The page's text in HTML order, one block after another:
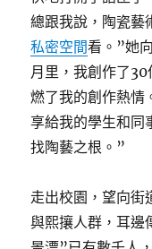
總跟我說，陶瓷藝
私密空間看。”她
月里，我創作了
燃了我的創作熱情
享給我的學生和同
找陶藝之根。”
走出校園，望向街
與熙攘人群，耳邊